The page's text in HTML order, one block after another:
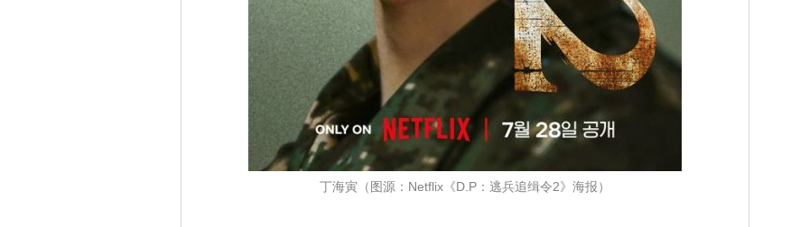
丁海寅（图源：Netflix《D.P：逃兵追缉令2》海报）